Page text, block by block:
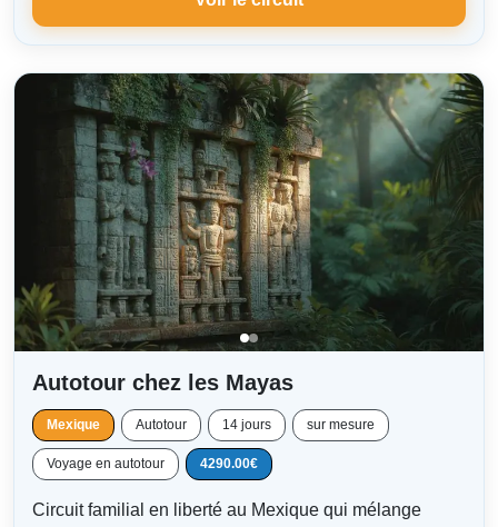
Autotour chez les Mayas
Mexique Autotour 14 jours sur mesure
Voyage en autotour 4290.00€
Circuit familial en liberté au Mexique qui mélange